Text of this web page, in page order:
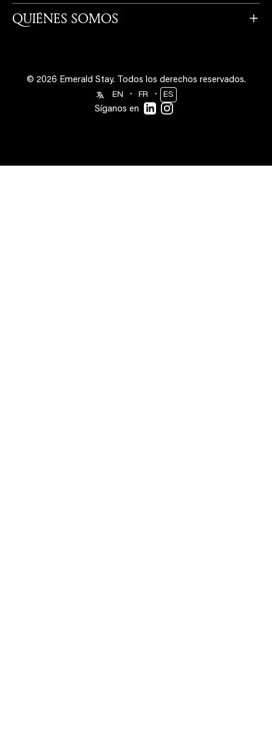
QUIÉNES SOMOS
© 2026 Emerald Stay. Todos los derechos reservados.
EN ・ FR ・ ES
Síganos en